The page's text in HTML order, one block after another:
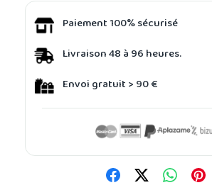
Paiement 100% sécurisé
Livraison 48 à 96 heures.
Envoi gratuit > 90 €